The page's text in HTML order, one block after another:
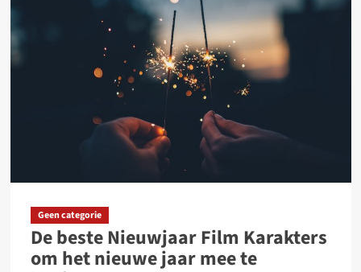
Verschillende
Interieurontwerpen
Geen categorie
De beste Nieuwjaar Film Karakters
om het nieuwe jaar mee te